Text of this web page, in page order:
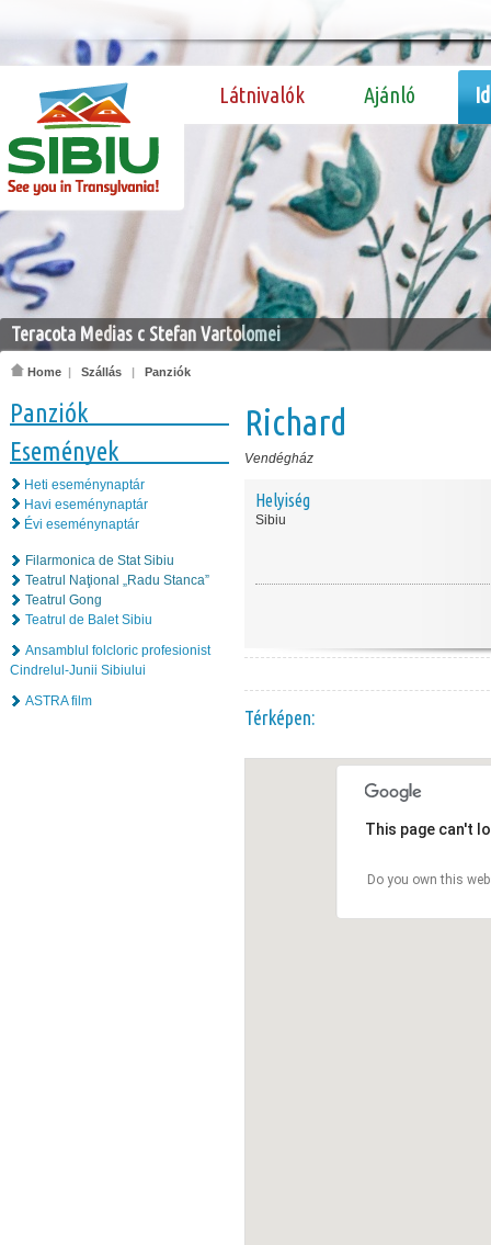
Látnivalók Ajánló
Teracota Medias c Stefan Vartolomei
Home | Szállás | Panziók
Panziók
Események
Heti eseménynaptár
Havi eseménynaptár
Évi eseménynaptár
Filarmonica de Stat Sibiu
Teatrul Naţional „Radu Stanca”
Teatrul Gong
Teatrul de Balet Sibiu
Ansamblul folcloric profesionist
Cindrelul-Junii Sibiului
ASTRA film
Richard
Vendégház
Helyiség
Sibiu
Térképen:
This page can't
Do you own this